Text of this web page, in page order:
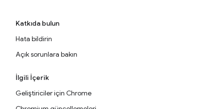
Katkıda bulun
Hata bildirin
Açık sorunlara bakın
İlgili İçerik
Geliştiriciler için Chrome